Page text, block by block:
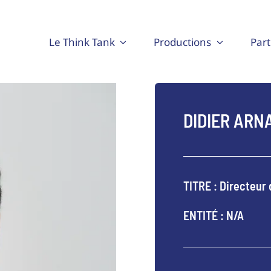
Le Think Tank Productions
DIDIER
TITRE :
ENTITÉ : N/A